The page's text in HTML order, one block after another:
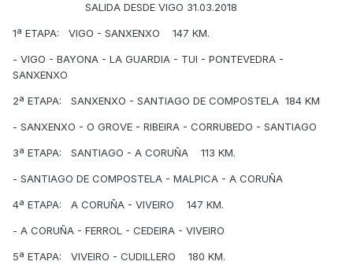
SALIDA DESDE VIGO 31.03.2018
1ª ETAPA: VIGO - SANXENXO 147 KM.
- VIGO - BAYONA - LA GUARDIA - TUI - PONTEVEDRA -
SANXENXO
2ª ETAPA: SANXENXO - SANTIAGO DE COMPOSTELA 184 KM
- SANXENXO - O GROVE - RIBEIRA - CORRUBEDO - SANTIAGO
3ª ETAPA: SANTIAGO - A CORUÑA 113 KM.
- SANTIAGO DE COMPOSTELA - MALPICA - A CORUÑA
4ª ETAPA: A CORUÑA - VIVEIRO 147 KM.
- A CORUÑA - FERROL - CEDEIRA - VIVEIRO
5ª ETAPA: VIVEIRO - CUDILLERO 180 KM.